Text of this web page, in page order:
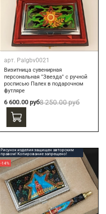
арт. Palgbv0021
Визитница сувенирная
персональная "Звезда" с ручной
росписью Палех в подарочном
футляре
6 600.00 руб8 250.00 руб
Рисунок изделия защищен авторским
правом! Копирование запрещено!
-14%